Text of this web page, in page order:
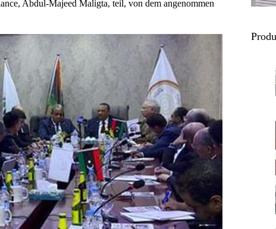
Abdul-Majeed Maligta, teil, von dem angenommen